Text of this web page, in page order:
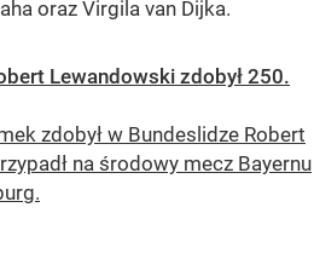
oraz Virgila van Dijka.
Lewandowski zdobył 250.
zdobył w Bundeslidze Robert
na środowy mecz Bayernu